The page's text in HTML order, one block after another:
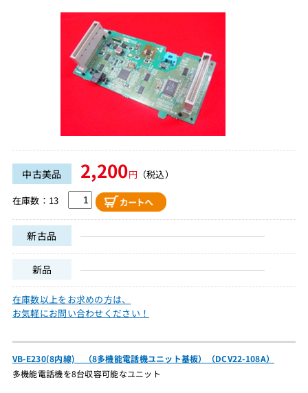
中古美品 2,200円 （税込）
在庫数：13
新古品
新品
在庫数以上をお求めの方は、
お気軽にお問い合わせください！
VB-E230(8内線) （8多機能電話機ユニット基板）（DCV22-108A）
多機能電話機を8台収容可能なユニット